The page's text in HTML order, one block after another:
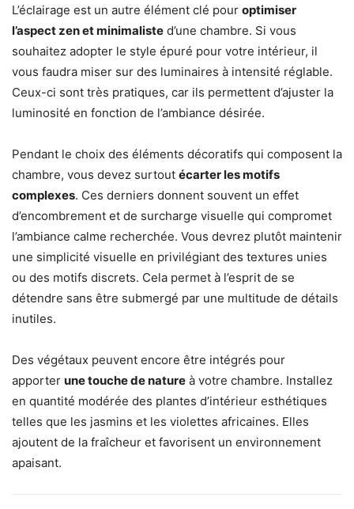
L’éclairage est un autre élément clé pour optimiser
l’aspect zen et minimaliste d’une chambre. Si vous
souhaitez adopter le style épuré pour votre intérieur, il
vous faudra miser sur des luminaires à intensité réglable.
Ceux-ci sont très pratiques, car ils permettent d’ajuster la
luminosité en fonction de l’ambiance désirée.
Pendant le choix des éléments décoratifs qui composent la
chambre, vous devez surtout écarter les motifs
complexes. Ces derniers donnent souvent un effet
d’encombrement et de surcharge visuelle qui compromet
l’ambiance calme recherchée. Vous devrez plutôt maintenir
une simplicité visuelle en privilégiant des textures unies
ou des motifs discrets. Cela permet à l’esprit de se
détendre sans être submergé par une multitude de détails
inutiles.
Des végétaux peuvent encore être intégrés pour
apporter une touche de nature à votre chambre. Installez
en quantité modérée des plantes d’intérieur esthétiques
telles que les jasmins et les violettes africaines. Elles
ajoutent de la fraîcheur et favorisent un environnement
apaisant.